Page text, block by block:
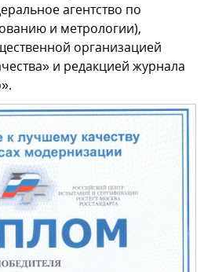
агентство по
и метрологии),
организацией
и редакцией журнала